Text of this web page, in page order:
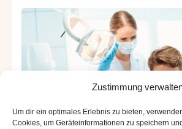
Zustimmung
Um dir ein optimales Erlebnis zu bieten,
Cookies, um Geräteinformationen zu speichern